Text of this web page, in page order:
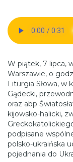
W piątek, 7 lipca,
Warszawie, o
Liturgia Słowa, w
Gądecki,
oraz abp
kijowsko-halicki,
podpisane
polsko-ukraińska
pojednania do